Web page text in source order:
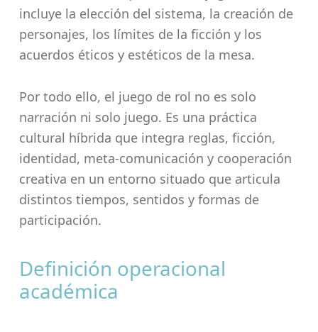
incluye la elección del sistema, la creación de
personajes, los límites de la ficción y los
acuerdos éticos y estéticos de la mesa.
Por todo ello, el juego de rol no es solo
narración ni solo juego. Es una práctica
cultural híbrida que integra reglas, ficción,
identidad, meta-comunicación y cooperación
creativa en un entorno situado que articula
distintos tiempos, sentidos y formas de
participación.
Definición operacional
académica